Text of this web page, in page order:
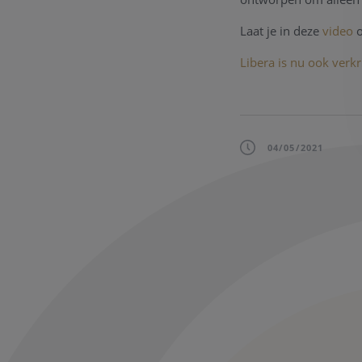
Laat je in deze video
Libera is nu ook
04/05/2021